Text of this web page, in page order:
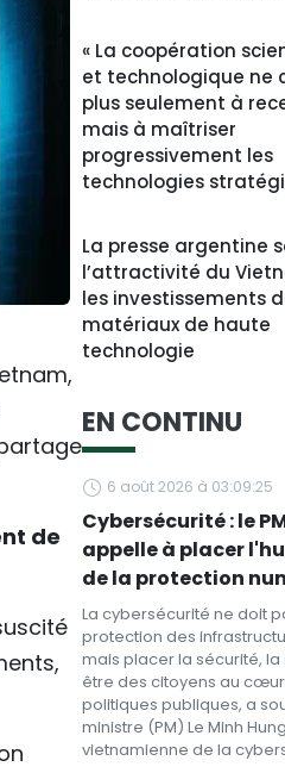
de
« La coopération
et technologique ne
plus seulement à
mais à maîtriser
progressivement les
technologies
La presse argentine
l’attractivité du
les investissements
matériaux de haute
technologie
EN CONTINU
6 août 2026 à 03:09:25
Cybersécurité : le
appelle à placer
de la protection
La cybersécurité ne doit
protection des
mais placer la sécurité,
être des citoyens au
politiques publiques, a
ministre (PM) Le Minh
vietnamienne de la